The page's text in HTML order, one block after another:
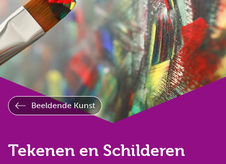
Beeldende Kunst
Tekenen en Schilderen